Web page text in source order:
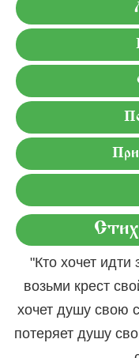
"Кто хочет
возьми крест
хочет душу свою
потеряет душу